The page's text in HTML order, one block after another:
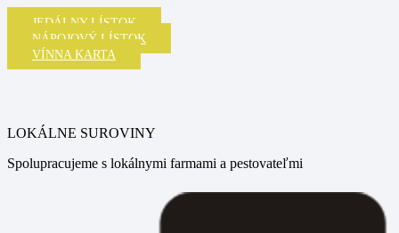
JEDÁLNY LÍSTOK
NÁPOJOVÝ LÍSTOK
VÍNNA KARTA
LOKÁLNE SUROVINY
Spolupracujeme s lokálnymi farmami a pestovateľmi